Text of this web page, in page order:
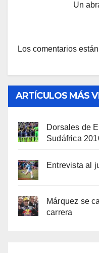
Un
Los comentarios
ARTÍCULOS MÁS
Dorsales de
Sudáfrica
Entrevista al
Márquez se
carrera